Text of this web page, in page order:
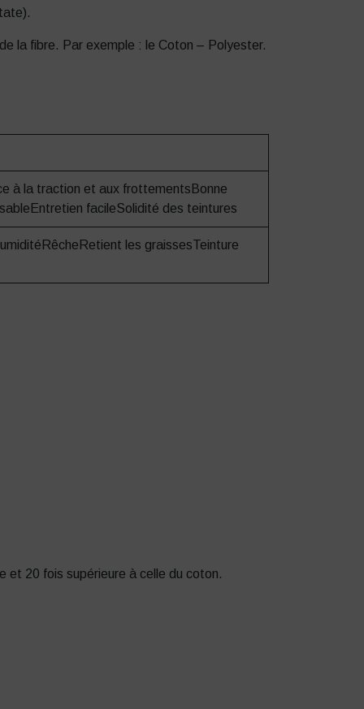
la fibre. Par exemple : le Coton – Polyester.
à la traction et aux frottementsBonne
facileSolidité des teintures
les graissesTeinture
et 20 fois supérieure à celle du coton.